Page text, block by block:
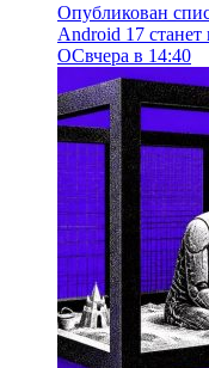
Опубликован
Android 17
ОСвчера в 14:40